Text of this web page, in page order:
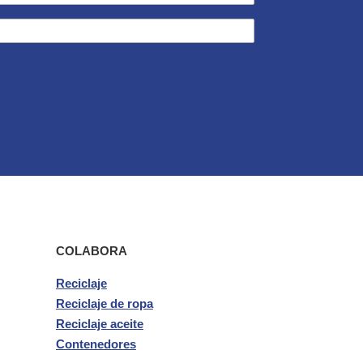
COLABORA
Reciclaje
Reciclaje de ropa
Reciclaje aceite
Contenedores